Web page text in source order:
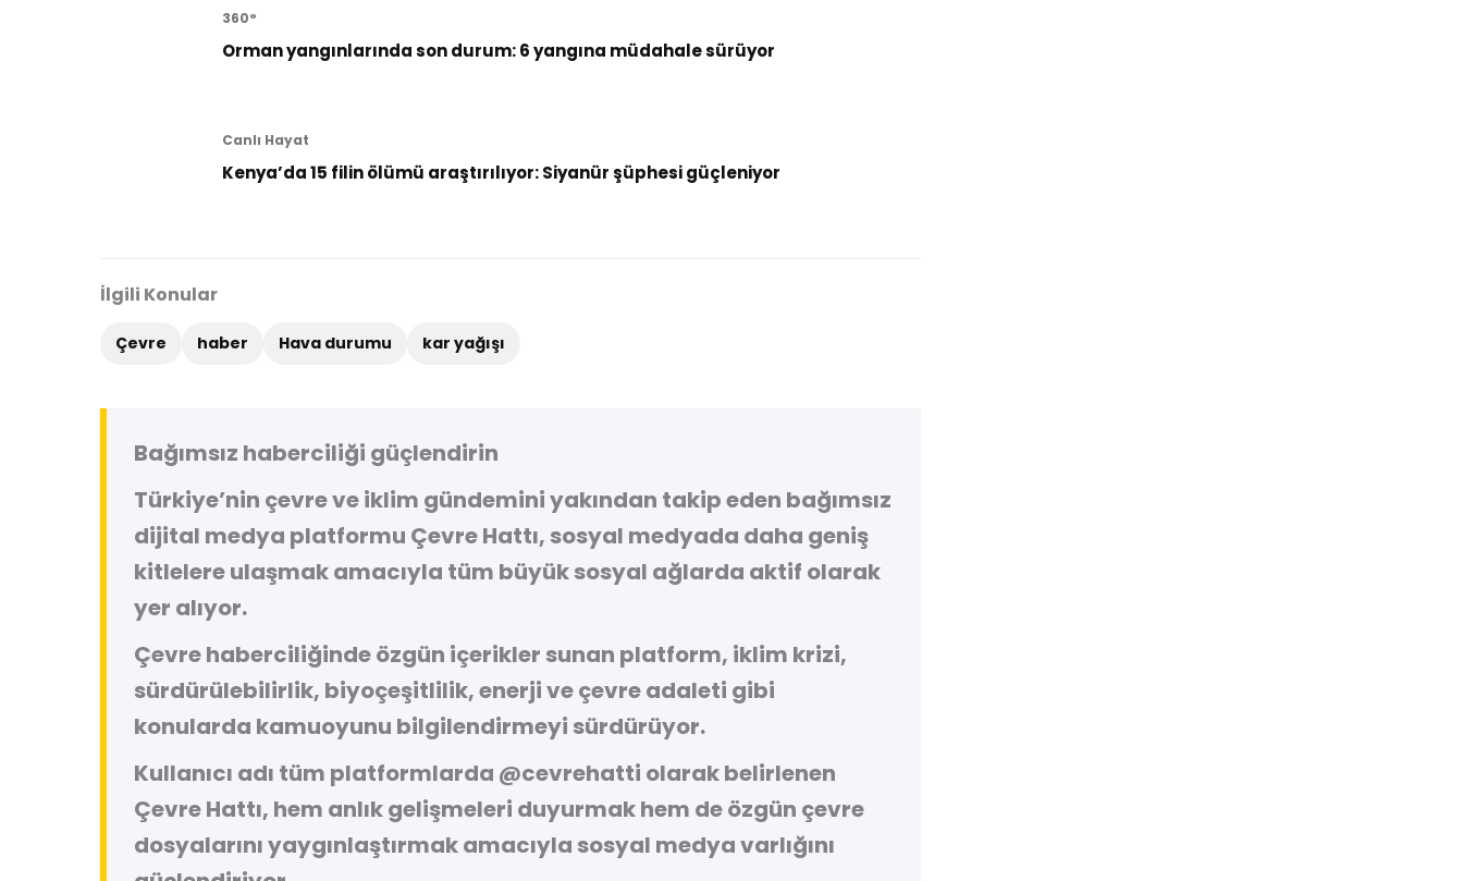
360°
Orman yangınlarında son durum: 6 yangına müdahale sürüyor
Canlı Hayat
Kenya’da 15 filin ölümü araştırılıyor: Siyanür şüphesi güçleniyor
İlgili Konular
Çevre haber Hava durumu kar yağışı
Bağımsız haberciliği güçlendirin
Türkiye’nin çevre ve iklim gündemini yakından takip eden bağımsız
dijital medya platformu Çevre Hattı, sosyal medyada daha geniş
kitlelere ulaşmak amacıyla tüm büyük sosyal ağlarda aktif olarak
yer alıyor.
Çevre haberciliğinde özgün içerikler sunan platform, iklim krizi,
sürdürülebilirlik, biyoçeşitlilik, enerji ve çevre adaleti gibi
konularda kamuoyunu bilgilendirmeyi sürdürüyor.
Kullanıcı adı tüm platformlarda @cevrehatti olarak belirlenen
Çevre Hattı, hem anlık gelişmeleri duyurmak hem de özgün çevre
dosyalarını yaygınlaştırmak amacıyla sosyal medya varlığını